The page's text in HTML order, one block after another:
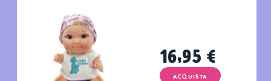
16,95 €
ACQUISTA